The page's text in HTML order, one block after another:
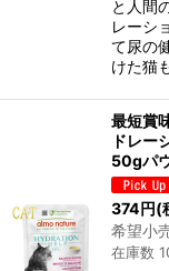
と人間
レーシ
て尿の
けた猫
最短賞
ドレー
50gパ
374円(
希望小
在庫数